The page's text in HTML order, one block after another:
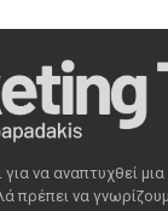
να αναπτυχθεί
πρέπει να